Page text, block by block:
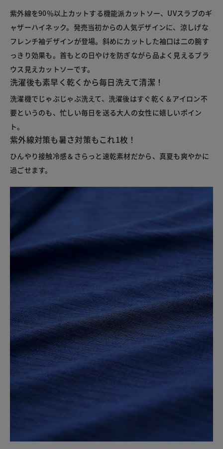
紫外線を90％以上カットする機能派カットソー、UVスラブのギ
ャザーハイネック。発売当初からの人気デザインに、涼しげな
フレンチ袖デザインが登場。斜めにカットした袖口は二の腕す
っきり効果も。首もとの日やけを防ぎながら品よく見えるブラ
ウス見えカットソーです。
洗濯後も素早く乾くから毎日洗えて清潔！
洗濯機でじゃぶじゃぶ洗えて、洗濯後はすぐ乾く＆アイロン不
要というのも、忙しい毎日を送る大人の女性に嬉しいポイン
ト。
紫外線対策も暑さ対策もこれ1枚！
ひんやり接触冷感＆さらっと速乾素材だから、真夏も爽やかに
過ごせます。